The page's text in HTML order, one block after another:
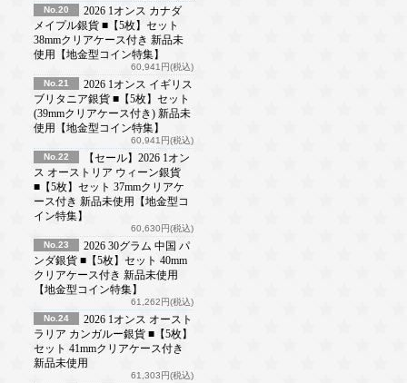
No.20
2026 1オンス カナダ
メイプル銀貨 ■【5枚】セット
38mmクリアケース付き 新品未
使用【地金型コイン特集】
60,941円(税込)
No.21
2026 1オンス イギリス
ブリタニア銀貨 ■【5枚】セット
(39mmクリアケース付き) 新品未
使用【地金型コイン特集】
60,941円(税込)
No.22
【セール】2026 1オン
ス オーストリア ウィーン銀貨
■【5枚】セット 37mmクリアケ
ース付き 新品未使用【地金型コ
イン特集】
60,630円(税込)
No.23
2026 30グラム 中国 パ
ンダ銀貨 ■【5枚】セット 40mm
クリアケース付き 新品未使用
【地金型コイン特集】
61,262円(税込)
No.24
2026 1オンス オースト
ラリア カンガルー銀貨 ■【5枚】
セット 41mmクリアケース付き
新品未使用
61,303円(税込)